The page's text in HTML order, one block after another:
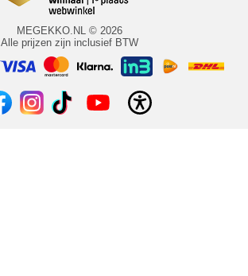
MEGEKKO.NL © 2026
Alle prijzen zijn inclusief BTW